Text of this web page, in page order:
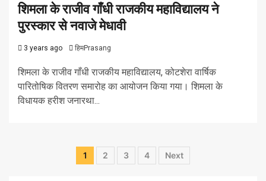
शिमला के राजीव गाँधी राजकीय महाविद्यालय ने
पुरस्कार से नवाजे मेधावी
3 years ago हिमPrasang
शिमला के राजीव गाँधी राजकीय महाविद्यालय, कोटशेरा वार्षिक
पारितोषिक वितरण समारोह का आयोजन किया गया। शिमला के
विधायक हरीश जनारथा...
1 2 3 4 Next